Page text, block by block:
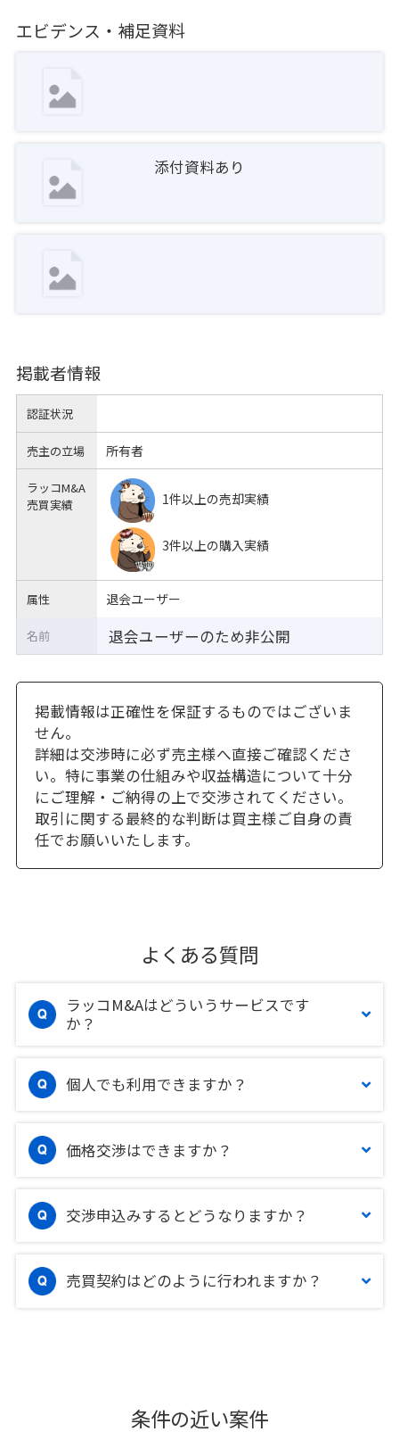
エビデンス・補足資料
添付資料あり
掲載者情報
認証状況
売主の立場 所有者
ラッコM&A
売買実績
1件以上の売却実績
3件以上の購入実績
属性 退会ユーザー
退会ユーザーのため非公開
名前
掲載情報は正確性を保証するものではございま
せん。
詳細は交渉時に必ず売主様へ直接ご確認くださ
い。特に事業の仕組みや収益構造について十分
にご理解・ご納得の上で交渉されてください。
取引に関する最終的な判断は買主様ご自身の責
任でお願いいたします。
よくある質問
ラッコM&Aはどういうサービスです
か？
個人でも利用できますか？
価格交渉はできますか？
交渉申込みするとどうなりますか？
売買契約はどのように行われますか？
条件の近い案件